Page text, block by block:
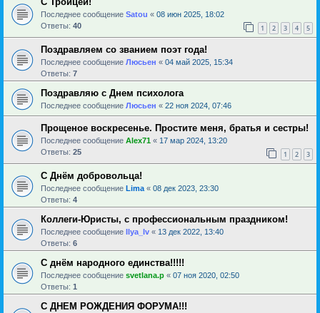
Последнее сообщение Satou « 08 июн 2025, 18:02
Ответы: 40 1 2 3 4 5
Поздравляем со званием поэт года!
Последнее сообщение Люсьен « 04 май 2025, 15:34
Ответы: 7
Поздравляю с Днем психолога
Последнее сообщение Люсьен « 22 ноя 2024, 07:46
Прощеное воскресенье. Простите меня, братья и сестры!
Последнее сообщение Alex71 « 17 мар 2024, 13:20
Ответы: 25 1 2 3
С Днём добровольца!
Последнее сообщение Lima « 08 дек 2023, 23:30
Ответы: 4
Коллеги-Юристы, с профессиональным праздником!
Последнее сообщение Ilya_Iv « 13 дек 2022, 13:40
Ответы: 6
С днём народного единства!!!!!
Последнее сообщение svetlana.p « 07 ноя 2020, 02:50
Ответы: 1
С ДНЕМ РОЖДЕНИЯ ФОРУМА!!!